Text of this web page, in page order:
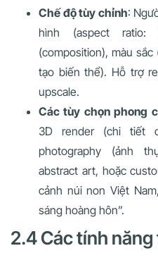
Chế độ tùy chỉnh:
hình (aspect ratio:
(composition), màu
tạo biến thể). Hỗ trợ
upscale.
Các tùy chọn phong
3D render (chi tiết
photography (ảnh
abstract art, hoặc
cảnh núi non Việt
sáng hoàng hôn”.
2.4 Các tính